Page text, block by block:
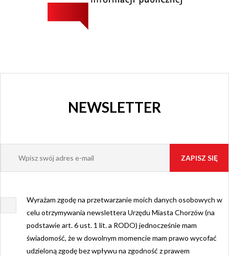
NEWSLETTER
Wyrażam zgodę na przetwarzanie moich danych osobowych w
celu otrzymywania newslettera Urzędu Miasta Chorzów (na
podstawie art. 6 ust. 1 lit. a RODO) jednocześnie mam
świadomość, że w dowolnym momencie mam prawo wycofać
udzieloną zgodę bez wpływu na zgodność z prawem